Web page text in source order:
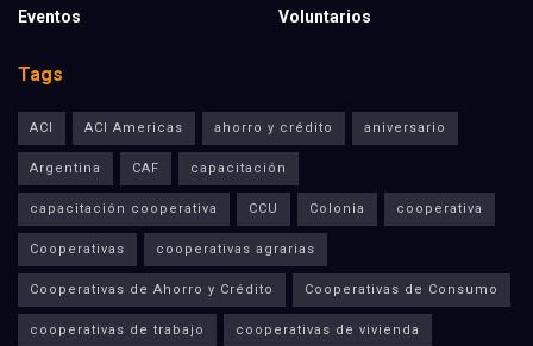
Eventos
Voluntarios
Tags
ACI ACI Americas ahorro y crédito aniversario
Argentina CAF capacitación
capacitación cooperativa CCU Colonia cooperativa
Cooperativas cooperativas agrarias
Cooperativas de Ahorro y Crédito Cooperativas de Consumo
cooperativas de trabajo cooperativas de vivienda